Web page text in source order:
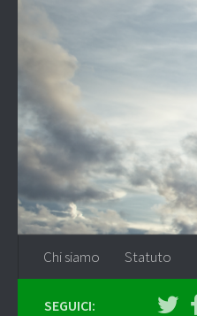
Salta al contenuto
Chi siamo Statuto
SEGUICI: